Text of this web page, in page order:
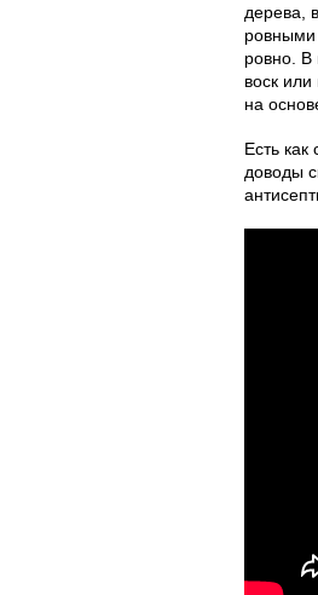
дерева,
ровными
ровно. В
воск
на
Есть
доводы